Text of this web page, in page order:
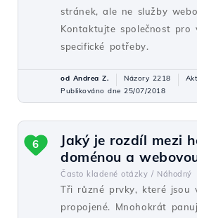
stránek, ale ne služby
Kontaktujte společnost pro
specifické potřeby.
od Andrea Z. Názory 2218
Publikováno dne 25/07/2018
Jaký je rozdíl mezi
doménou a
Často kladené otázky / Náhodný
Tři různé prvky, které jsou
propojené. Mnohokrát
6